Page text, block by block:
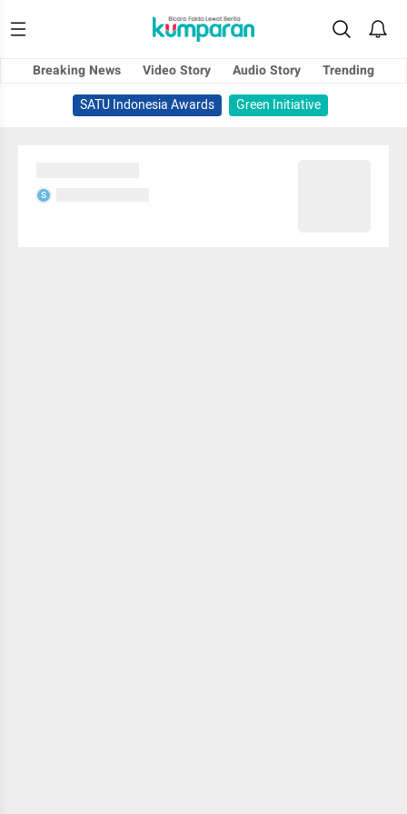
Breaking News Video Story Audio Story
Trending
SATU Indonesia Awards
Green Initiative
S